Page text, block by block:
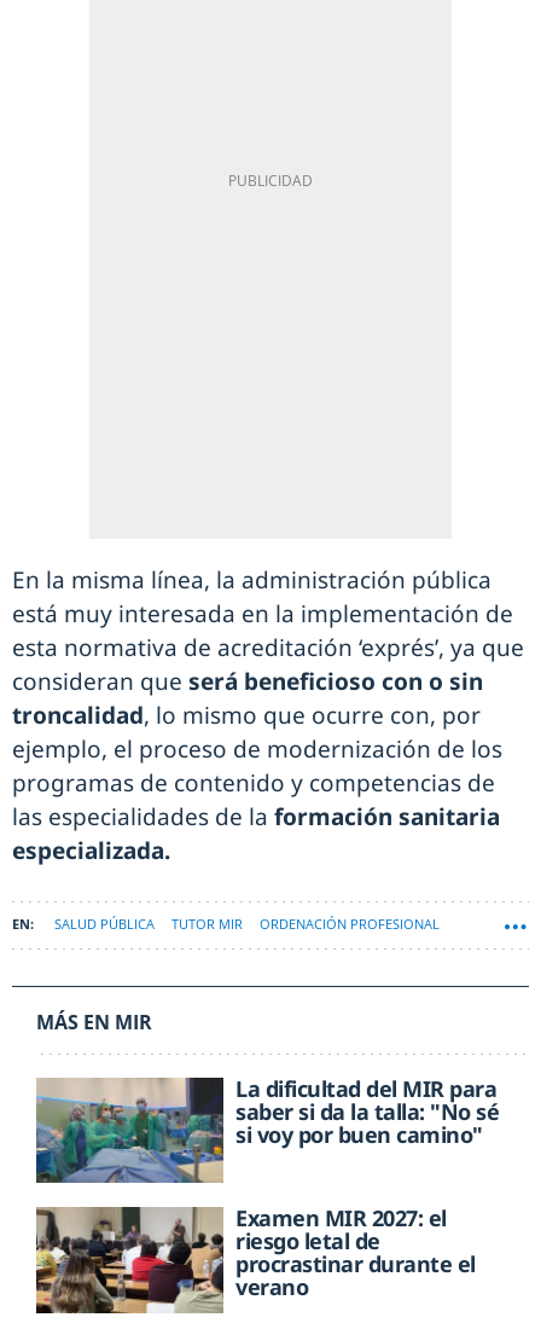
En la misma línea, la administración pública
está muy interesada en la implementación de
esta normativa de acreditación ‘exprés’, ya que
consideran que será beneficioso con o sin
troncalidad, lo mismo que ocurre con, por
ejemplo, el proceso de modernización de los
programas de contenido y competencias de
las especialidades de la formación sanitaria
especializada.
SALUD PÚBLICA TUTOR MIR ORDENACIÓN PROFESIONAL
MÁS EN MIR
La dificultad del MIR para
saber si da la talla: "No sé
si voy por buen camino"
Examen MIR 2027: el
riesgo letal de
procrastinar durante el
verano